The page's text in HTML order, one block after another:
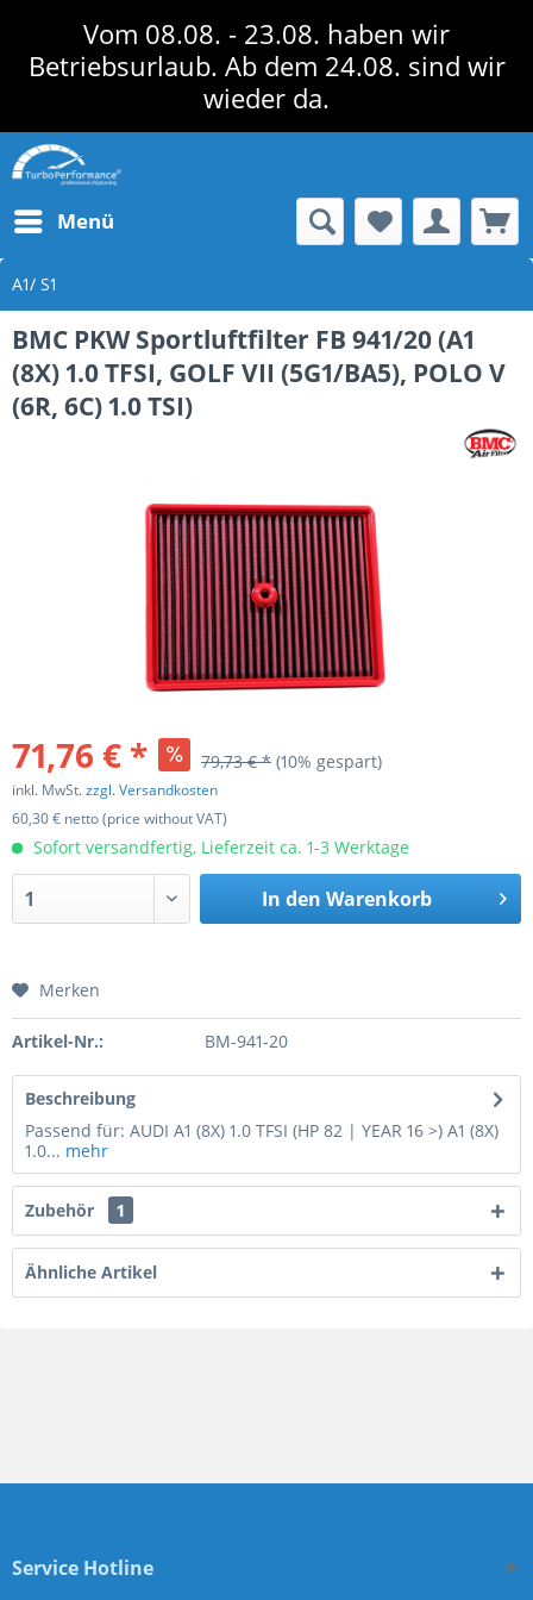
Vom 08.08. - 23.08. haben wir
Betriebsurlaub. Ab dem 24.08. sind wir
wieder da.
Menü
A1/ S1
BMC PKW Sportluftfilter FB 941/20 (A1
(8X) 1.0 TFSI, GOLF VII (5G1/BA5), POLO V
(6R, 6C) 1.0 TSI)
71,76 € * 79,73 € * (10% gespart)
inkl. MwSt.zzgl. Versandkosten
60,30 € netto (price without VAT)
Sofort versandfertig, Lieferzeit ca. 1-3 Werktage
In den Warenkorb
Merken
Artikel-Nr.: BM-941-20
Beschreibung
Passend für: AUDI A1 (8X) 1.0 TFSI (HP 82 | YEAR 16 >) A1 (8X)
1.0... mehr
Zubehör 1
Ähnliche Artikel
Service Hotline